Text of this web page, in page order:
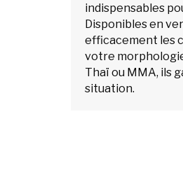
indispensables
Disponibles en
efficacement les
votre
Thaï ou MMA, ils
situation.